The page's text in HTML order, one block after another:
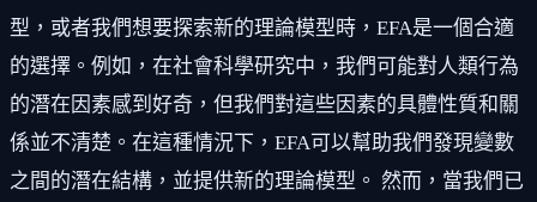
型，或者我們想要探索新的理論模型時，EFA是一個合適
的選擇。例如，在社會科學研究中，我們可能對人類行為
的潛在因素感到好奇，但我們對這些因素的具體性質和關
係並不清楚。在這種情況下，EFA可以幫助我們發現變數
之間的潛在結構，並提供新的理論模型。 然而，當我們已